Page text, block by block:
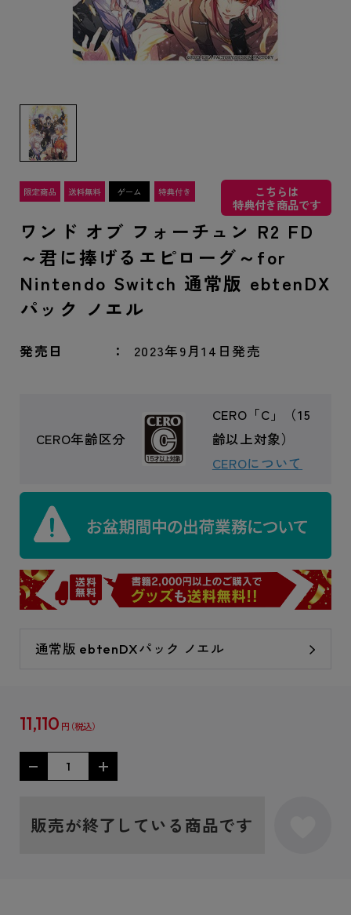
こちらは
特典付き商品です
ワンド オブ フォーチュン R2 FD
～君に捧げるエピローグ～for
Nintendo Switch 通常版 ebtenDX
パック ノエル
発売日 2023年9月14日発売
CERO年齢区分
CERO「C」（15
齢以上対象）
CEROについて
通常版 ebtenDXパック ノエル
11,110 円
販売が終了している商品です